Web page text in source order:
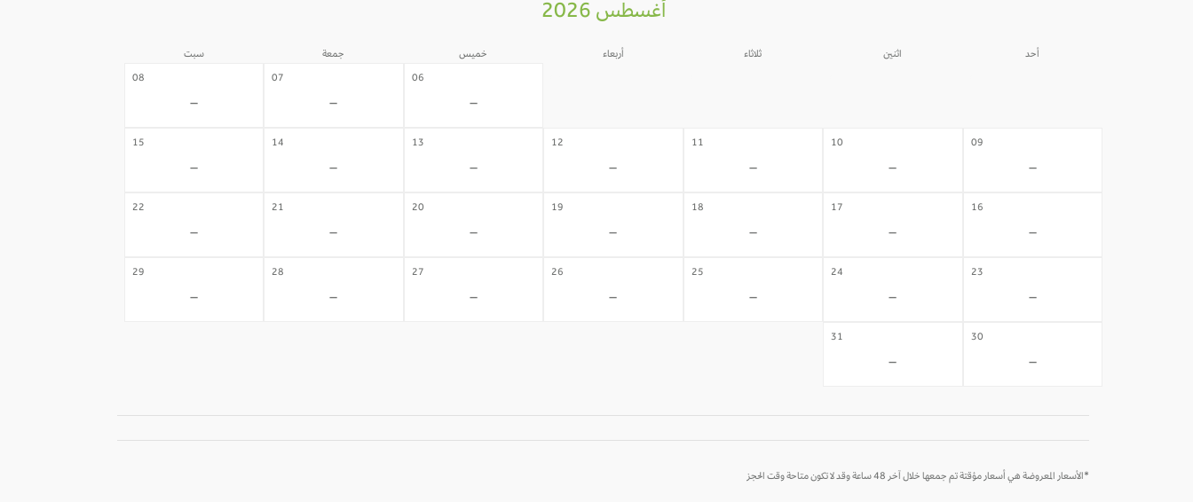
أغسطس 2026
أحد اثنين ثلاثاء أربعاء خميس جمعة سبت
06
-
07
-
08
-
09
-
10
-
11
-
12
-
13
-
14
-
15
-
16
-
17
-
18
-
19
-
20
-
21
-
22
-
23
-
24
-
25
-
26
-
27
-
28
-
29
-
30
-
31
-
*الأسعار المعروضة هي أسعار مؤقتة تم جمعها خلال آخر 48 ساعة وقد لا تكون متاحة وقت الحجز